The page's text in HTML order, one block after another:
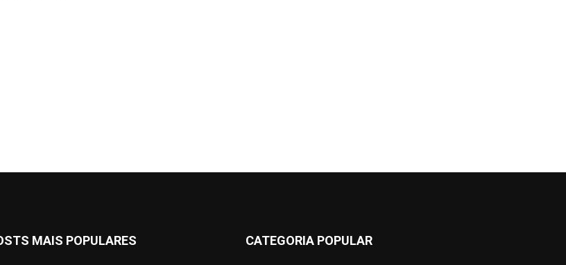
MAIS POPULARES CATEGORIA POPULAR